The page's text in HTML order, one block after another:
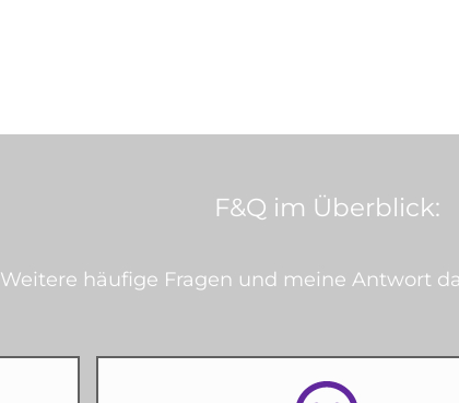
F&Q im Überblick:
Weitere häufige Fragen und meine Antwort